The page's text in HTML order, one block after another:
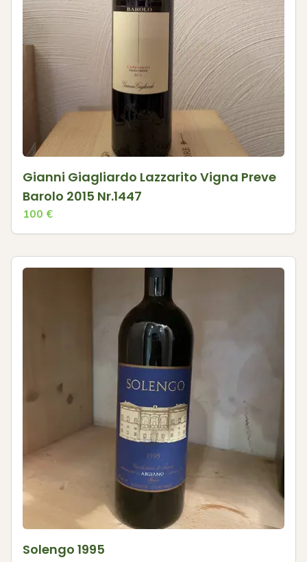
Gianni Giagliardo Lazzarito Vigna Preve
Barolo 2015 Nr.1447
100 €
Solengo 1995